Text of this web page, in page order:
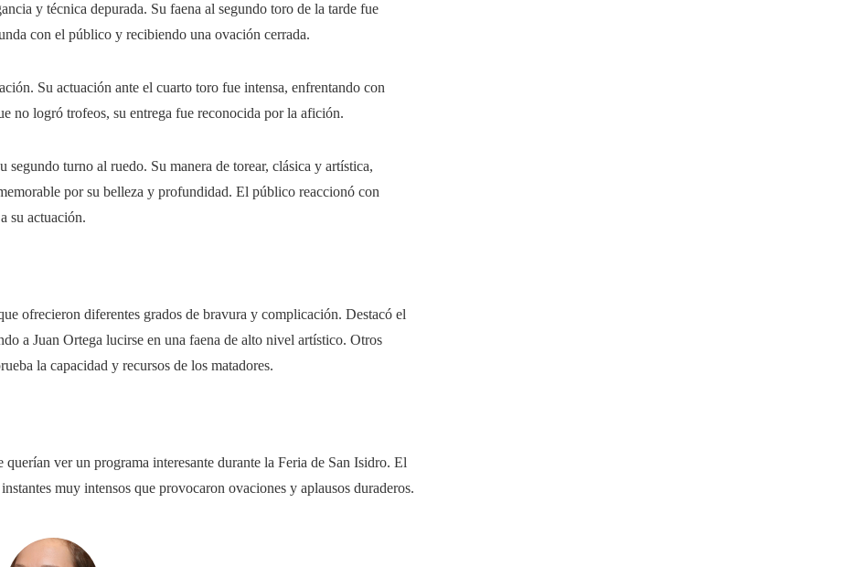
y técnica depurada. Su faena al segundo toro de la tarde fue
con el público y recibiendo una ovación cerrada.
Su actuación ante el cuarto toro fue intensa, enfrentando con
no logró trofeos, su entrega fue reconocida por la afición.
segundo turno al ruedo. Su manera de torear, clásica y artística,
por su belleza y profundidad. El público reaccionó con
su actuación.
ofrecieron diferentes grados de bravura y complicación. Destacó el
a Juan Ortega lucirse en una faena de alto nivel artístico. Otros
la capacidad y recursos de los matadores.
ver un programa interesante durante la Feria de San Isidro. El
muy intensos que provocaron ovaciones y aplausos duraderos.